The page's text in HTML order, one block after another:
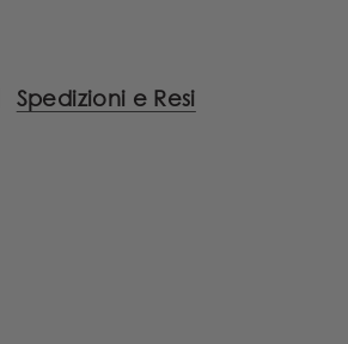
Spedizioni e Resi